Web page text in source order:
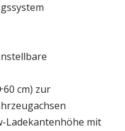
cm) zur
Ladekantenhöhe mit